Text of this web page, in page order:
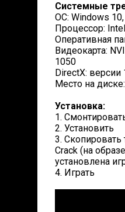
Системные
ОС: Windows
Процессор:
Оперативная
Видеокарта:
1050
DirectX: версии
Место на
Установка:
1.
2. Установить
3. Скопировать
Crack (на
установлена
4. Играть